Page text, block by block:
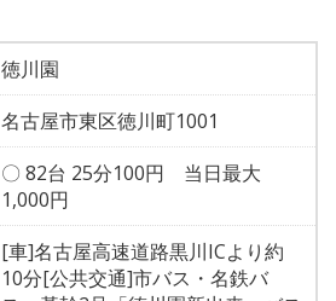
徳川園
名古屋市東区徳川町1001
〇 82台 25分100円 当日最大
1,000円
[車]名古屋高速道路黒川ICより約
10分[公共交通]市バス・名鉄バ